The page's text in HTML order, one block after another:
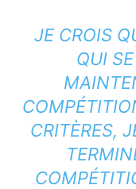
JE CROIS
QUI
CRITÈRES,